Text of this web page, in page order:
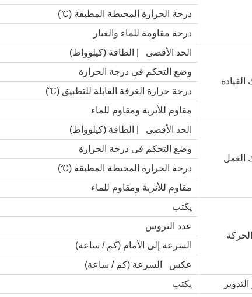
درجة الحرارة المحيطة المطبقة (℃)
درجة مقاومة للماء والغبار
الحد الأقصى | الطاقة (كيلوواط)
وضع التحكم في درجة الحرارة
درجة حرارة الغرفة القابلة للتطبيق (℃)
مقاوم للأتربة ومقاوم للماء
العمل
الحد الأقصى | الطاقة (كيلوواط)
وضع التحكم في درجة الحرارة
درجة الحرارة المحيطة المطبقة (℃)
مقاوم للأتربة ومقاوم للماء
يكتب
عدد التروس
السرعة إلى الأمام (كم / ساعة)
عكس السرعة (كم / ساعة)
يكتب